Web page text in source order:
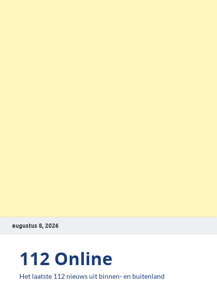
augustus 8, 2026
112 Online
Het laatste 112 nieuws uit binnen- en buitenland